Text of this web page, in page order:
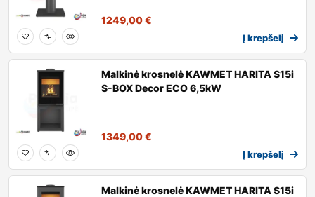
1249,00€
Į krepšelį
Malkinė krosnelė KAWMET HARITA S15i
S-BOX Decor ECO 6,5kW
1349,00€
Į krepšelį
Malkinė krosnelė KAWMET HARITA S15i